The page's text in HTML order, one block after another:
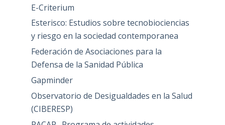
E-Criterium
Esterisco: Estudios sobre tecnobiociencias
y riesgo en la sociedad contemporanea
Federación de Asociaciones para la
Defensa de la Sanidad Pública
Gapminder
Observatorio de Desigualdades en la Salud
(CIBERESP)